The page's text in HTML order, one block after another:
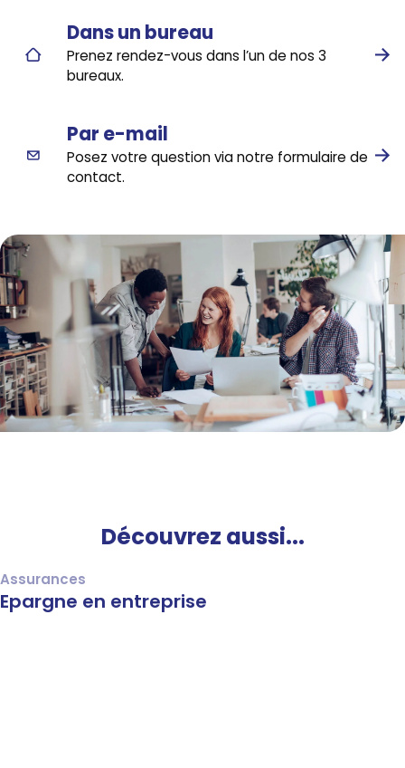
Dans un bureau
Prenez rendez-vous dans l’un de nos 3
bureaux.
Par e-mail
Posez votre question via notre formulaire de
contact.
Découvrez aussi...
Assurances
Epargne en entreprise